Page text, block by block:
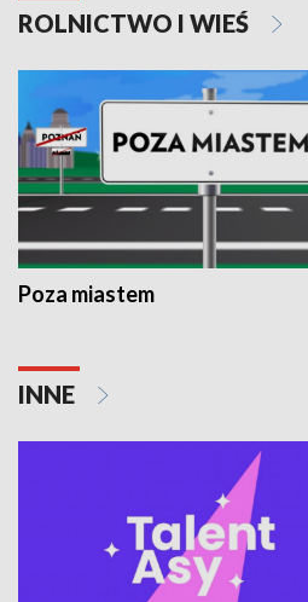
ROLNICTWO I WIEŚ
Poza miastem
INNE